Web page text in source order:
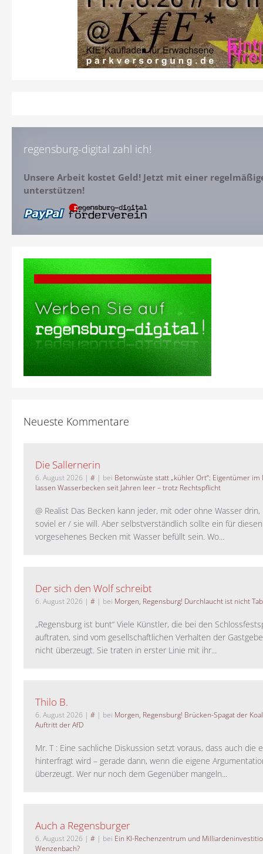
regensburg-digital zahl ich!
Unsere Arbeit kostet Geld! Jetzt mit einer
unterstützen!
Neueste Kommentare
Die Sallernerin
6. August 2026 | # | bei Betonwüste statt „kühler Ort“: Eigentümer
lassen Wasserbecken seit Jahren leer – trotz Rechtspflicht
@ Realist Das Becken kann jeder, mit oder ohne Wasser
soviel er / sie will. Aber selbstverständlich sollte ein für
vorgesehenes Becken mit Wasser befüllt sein. Wo...
Der sich den Wolf schreibt
6. August 2026 | # | bei Morgen, Regensburg! Durchlaucht ist nicht
„Regensburg ist bunt“ Viele Künstler, die bei den
auftraten, sind vom gesellschaftlichen Verhalten der
nicht überzeugt. Sie traten in erster Linie mit ihr...
Thilo B.
6. August 2026 | # | bei Morgen, Regensburg! Brücken-Spagat der
Auftritt der AfD
Mr. T : Eine sachliche Diskussion setzt voraus, dass auch die
hinterfragt wird – gerade dann, wenn die eigene
überzeugt. Wer nur noch dem Gegenüber mangeln...
Auch a Regensburger
6. August 2026 | # | bei Ein KI-Rechenzentrum und
Wenzenbach?